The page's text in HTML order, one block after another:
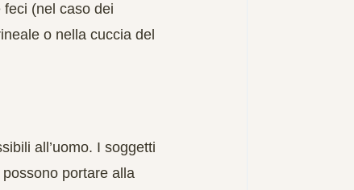
(nel caso dei
o nella cuccia del
all’uomo. I soggetti
portare alla